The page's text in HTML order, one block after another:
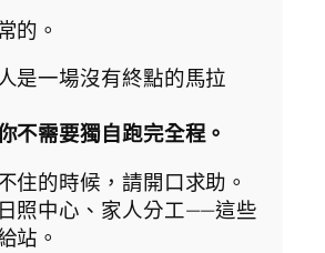
的。
是一場沒有終點的馬拉
不需要獨自跑完全程。
住的時候，請開口求助。
照中心、家人分工——這些
站。